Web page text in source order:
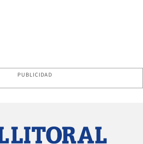
PUBLICIDAD